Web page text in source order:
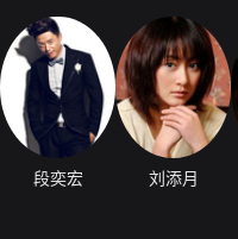
段奕宏 刘添月